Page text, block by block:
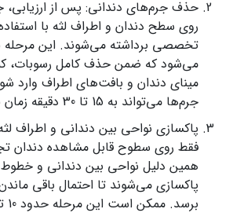
حذف جرم‌های دندانی: پس از ارزیابی،
روی سطح دندان و اطراف لثه با
تخصصی برداشته می‌شوند. این مرحله
می‌شود که ضمن حذف کامل رسوبات،
مینای دندان و بافت‌های اطراف وارد
جرم‌ها می‌تواند به 15 تا 30 دقیقه زمان نیاز داشته باشد.
پاکسازی نواحی بین دندانی و اطراف
فقط روی سطوح قابل مشاهده دندان
همین دلیل نواحی بین دندانی و خطوط
پاکسازی می‌شوند تا احتمال باقی
برسد. ممکن است این مرحله حدود 10 تا 20 دقیقه زمان ببرد.